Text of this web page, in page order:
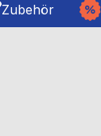
Zubehör